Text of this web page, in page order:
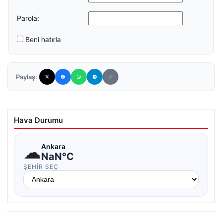
Parola:
Beni hatırla
Paylaş:
Hava Durumu
☁Ankara
NaN°C
ŞEHIR SEÇ